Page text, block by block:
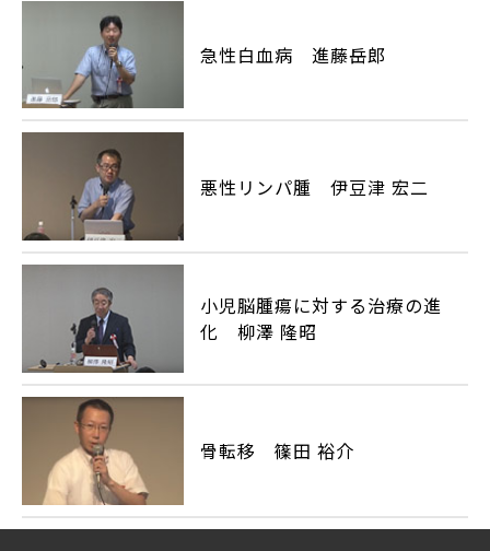
急性白血病 進藤岳郎
悪性リンパ腫 伊豆津 宏二
小児脳腫瘍に対する治療の進
化 柳澤 隆昭
骨転移 篠田 裕介